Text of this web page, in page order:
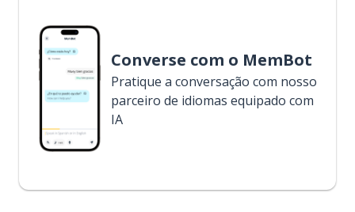
Converse com o MemBot
Pratique a conversação com nosso
parceiro de idiomas equipado com
IA